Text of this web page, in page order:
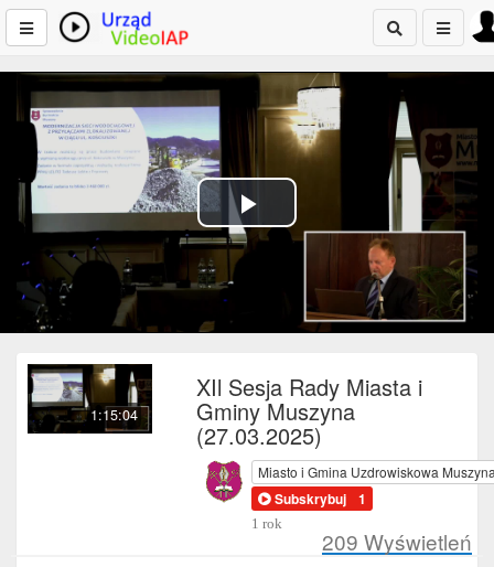
Play
1:15:04
XIl Sesja Rady Miasta i
Gminy Muszyna
(27.03.2025)
Miasto i Gmina Uzdrowiskowa
Subskrybuj 1
1 rok
209 Wyświetleń